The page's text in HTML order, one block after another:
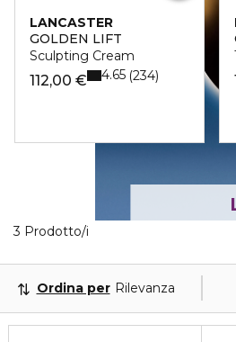
LANCASTER
GOLDEN LIFT
Sculpting Cream
112,00 € 4.65 234
3 Prodotto/i
Ordina per Rilevanza